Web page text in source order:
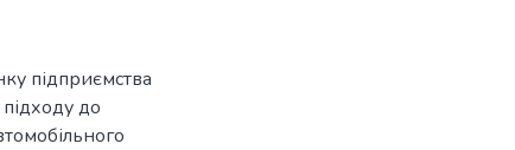
підприємства
до